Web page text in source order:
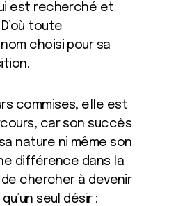
est recherché et
toute
choisi pour sa
commises, elle est
car son succès
nature ni même son
différence dans la
de chercher à devenir
seul désir :